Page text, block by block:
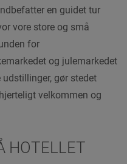
en guidet tur
vore store og små
for
og julemarkedet
gør stedet
velkommen og
HOTELLET